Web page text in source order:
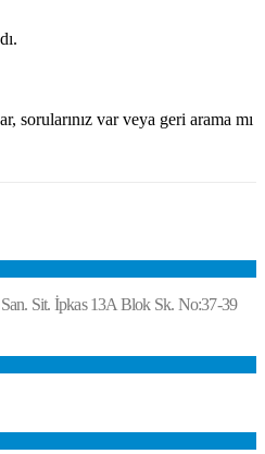
sorularınız var veya geri arama mı
Sit. İpkas 13A Blok Sk. No:37-39